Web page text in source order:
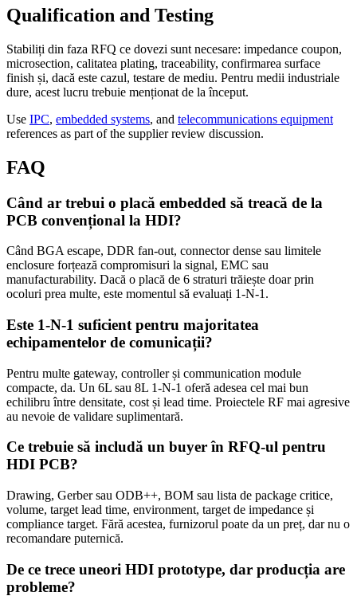
Qualification and Testing
Stabiliți din faza RFQ ce dovezi sunt necesare: impedance coupon,
microsection, calitatea plating, traceability, confirmarea surface
finish și, dacă este cazul, testare de mediu. Pentru medii industriale
dure, acest lucru trebuie menționat de la început.
Use IPC, embedded systems, and telecommunications equipment
references as part of the supplier review discussion.
FAQ
Când ar trebui o placă embedded să treacă de la
PCB convențional la HDI?
Când BGA escape, DDR fan-out, connector dense sau limitele
enclosure forțează compromisuri la signal, EMC sau
manufacturability. Dacă o placă de 6 straturi trăiește doar prin
ocoluri prea multe, este momentul să evaluați 1-N-1.
Este 1-N-1 suficient pentru majoritatea
echipamentelor de comunicații?
Pentru multe gateway, controller și communication module
compacte, da. Un 6L sau 8L 1-N-1 oferă adesea cel mai bun
echilibru între densitate, cost și lead time. Proiectele RF mai agresive
au nevoie de validare suplimentară.
Ce trebuie să includă un buyer în RFQ-ul pentru
HDI PCB?
Drawing, Gerber sau ODB++, BOM sau lista de package critice,
volume, target lead time, environment, target de impedance și
compliance target. Fără acestea, furnizorul poate da un preț, dar nu o
recomandare puternică.
De ce trece uneori HDI prototype, dar producția are
probleme?